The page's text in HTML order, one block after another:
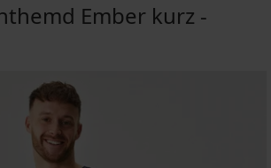
Ember kurz -